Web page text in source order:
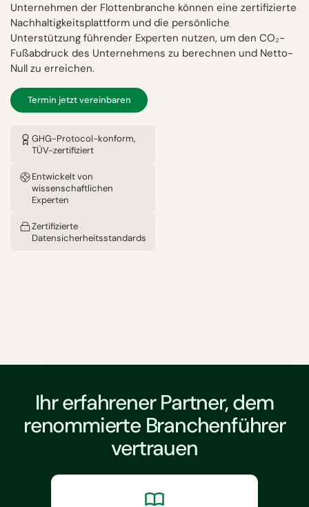
Unternehmen der Flottenbranche können eine zertifizierte
Nachhaltigkeitsplattform und die persönliche
Unterstützung führender Experten nutzen, um den CO₂-
Fußabdruck des Unternehmens zu berechnen und Netto-
Null zu erreichen.
Termin jetzt vereinbaren
GHG-Protocol-konform,
TÜV-zertifiziert
Entwickelt von
wissenschaftlichen
Experten
Zertifizierte
Datensicherheitsstandards
Ihr erfahrener Partner, dem
renommierte Branchenführer
vertrauen